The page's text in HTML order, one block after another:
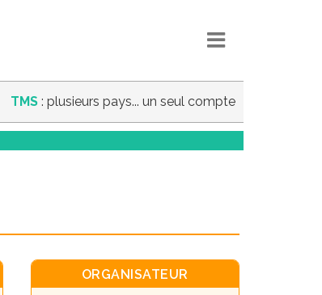
TMS : plusieurs pays... un seul compte
ORGANISATEUR